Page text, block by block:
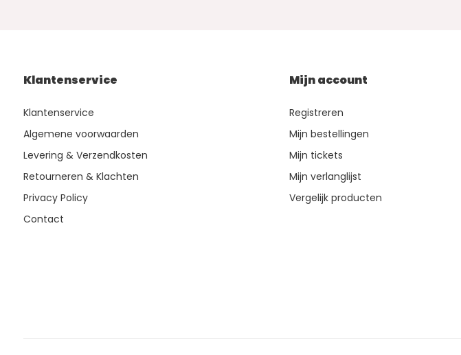
Klantenservice
Klantenservice
Algemene voorwaarden
Levering & Verzendkosten
Retourneren & Klachten
Privacy Policy
Contact
Mijn account
Registreren
Mijn bestellingen
Mijn tickets
Mijn verlanglijst
Vergelijk producten